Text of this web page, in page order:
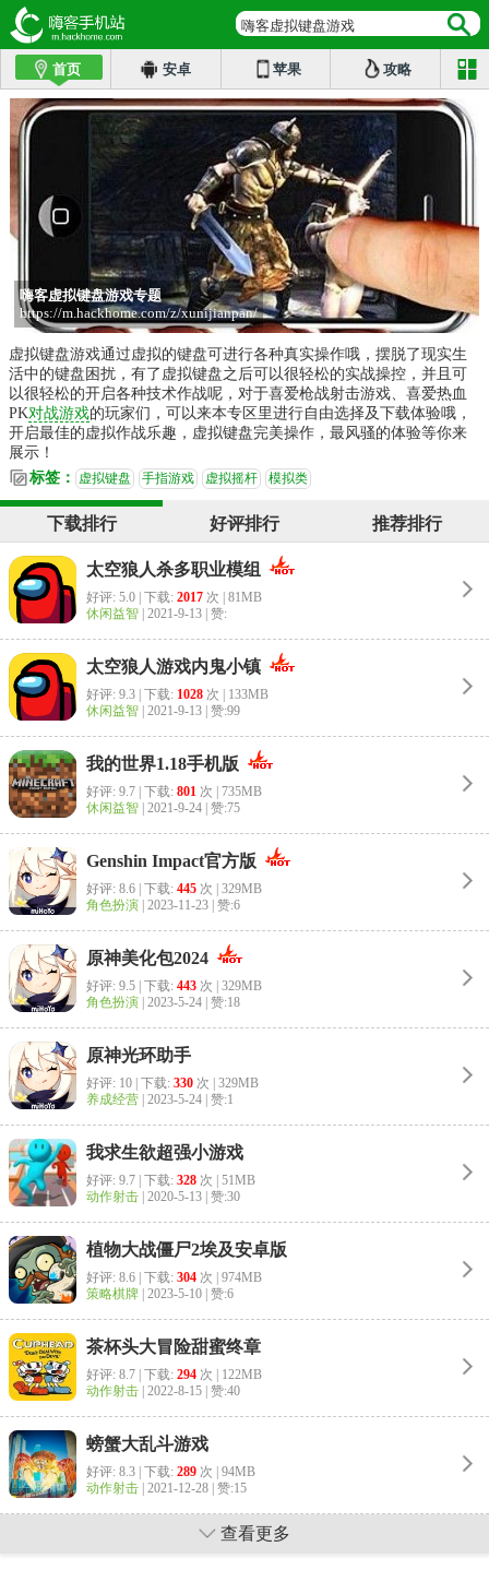
嗨客虚拟键盘游戏
首页 安卓 苹果 攻略
嗨客虚拟键盘游戏专题
https://m.hackhome.com/z/xunijianpan/
虚拟键盘游戏通过虚拟的键盘可进行各种真实操作哦，摆脱了现实生
活中的键盘困扰，有了虚拟键盘之后可以很轻松的实战操控，并且可
以很轻松的开启各种技术作战呢，对于喜爱枪战射击游戏、喜爱热血
PK对战游戏的玩家们，可以来本专区里进行自由选择及下载体验哦，
开启最佳的虚拟作战乐趣，虚拟键盘完美操作，最风骚的体验等你来
展示！
标签：
虚拟键盘 手指游戏 虚拟摇杆 模拟类
下载排行 好评排行 推荐排行
太空狼人杀多职业模组
好评: 5.0 | 下载: 2017 次 | 81MB
休闲益智 2021-9-13 | 赞:
太空狼人游戏内鬼小镇
好评: 9.3 | 下载: 1028 次 | 133MB
休闲益智 2021-9-13 | 赞:99
我的世界1.18手机版
好评: 9.7 | 下载: 801 次 | 735MB
休闲益智 2021-9-24 | 赞:75
Genshin Impact官方版
好评: 8.6 | 下载: 445 次 | 329MB
角色扮演 2023-11-23 | 赞:6
原神美化包2024
好评: 9.5 | 下载: 443 次 | 329MB
角色扮演 2023-5-24 | 赞:18
原神光环助手
好评: 10 | 下载: 330 次 | 329MB
养成经营 2023-5-24 | 赞:1
我求生欲超强小游戏
好评: 9.7 | 下载: 328 次 | 51MB
动作射击 2020-5-13 | 赞:30
植物大战僵尸2埃及安卓版
好评: 8.6 | 下载: 304 次 | 974MB
策略棋牌 2023-5-10 | 赞:6
茶杯头大冒险甜蜜终章
好评: 8.7 | 下载: 294 次 | 122MB
动作射击 2022-8-15 | 赞:40
螃蟹大乱斗游戏
好评: 8.3 | 下载: 289 次 | 94MB
动作射击 2021-12-28 | 赞:15
查看更多